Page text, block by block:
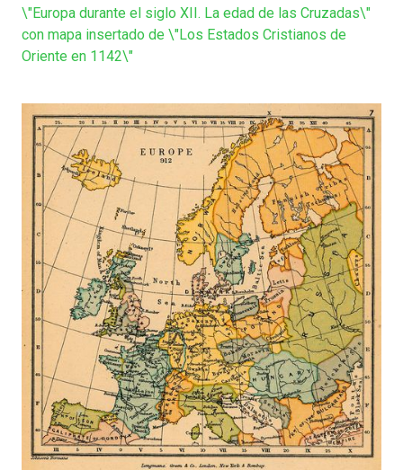
\"Europa durante el siglo XII. La edad de las Cruzadas\"
con mapa insertado de \"Los Estados Cristianos de
Oriente en 1142\"